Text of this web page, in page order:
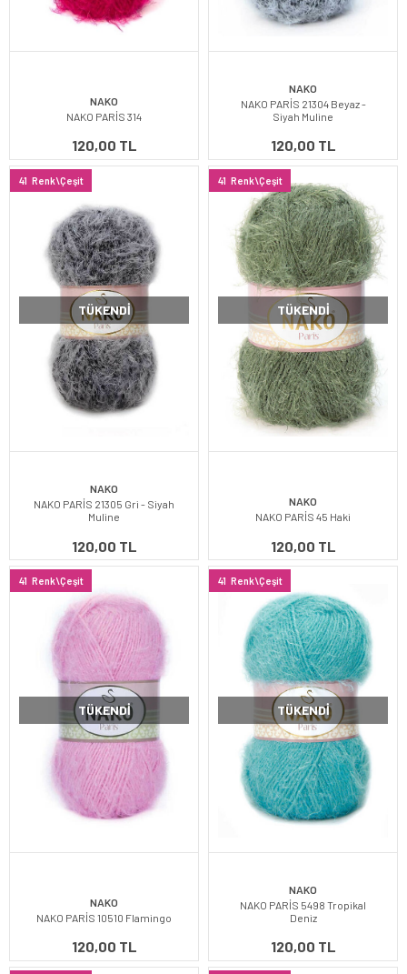
NAKO
NAKO PARİS 314
120,00 TL
NAKO
NAKO PARİS 21304 Beyaz -
Siyah Muline
120,00 TL
41 Renk\Çeşit
TÜKENDI
NAKO
NAKO PARİS 21305 Gri - Siyah
Muline
120,00 TL
41 Renk\Çeşit
TÜKENDI
NAKO
NAKO PARİS 45 Haki
120,00 TL
41 Renk\Çeşit
TÜKENDI
NAKO
NAKO PARİS 10510 Flamingo
120,00 TL
41 Renk\Çeşit
TÜKENDI
NAKO
NAKO PARİS 5498 Tropikal
Deniz
120,00 TL